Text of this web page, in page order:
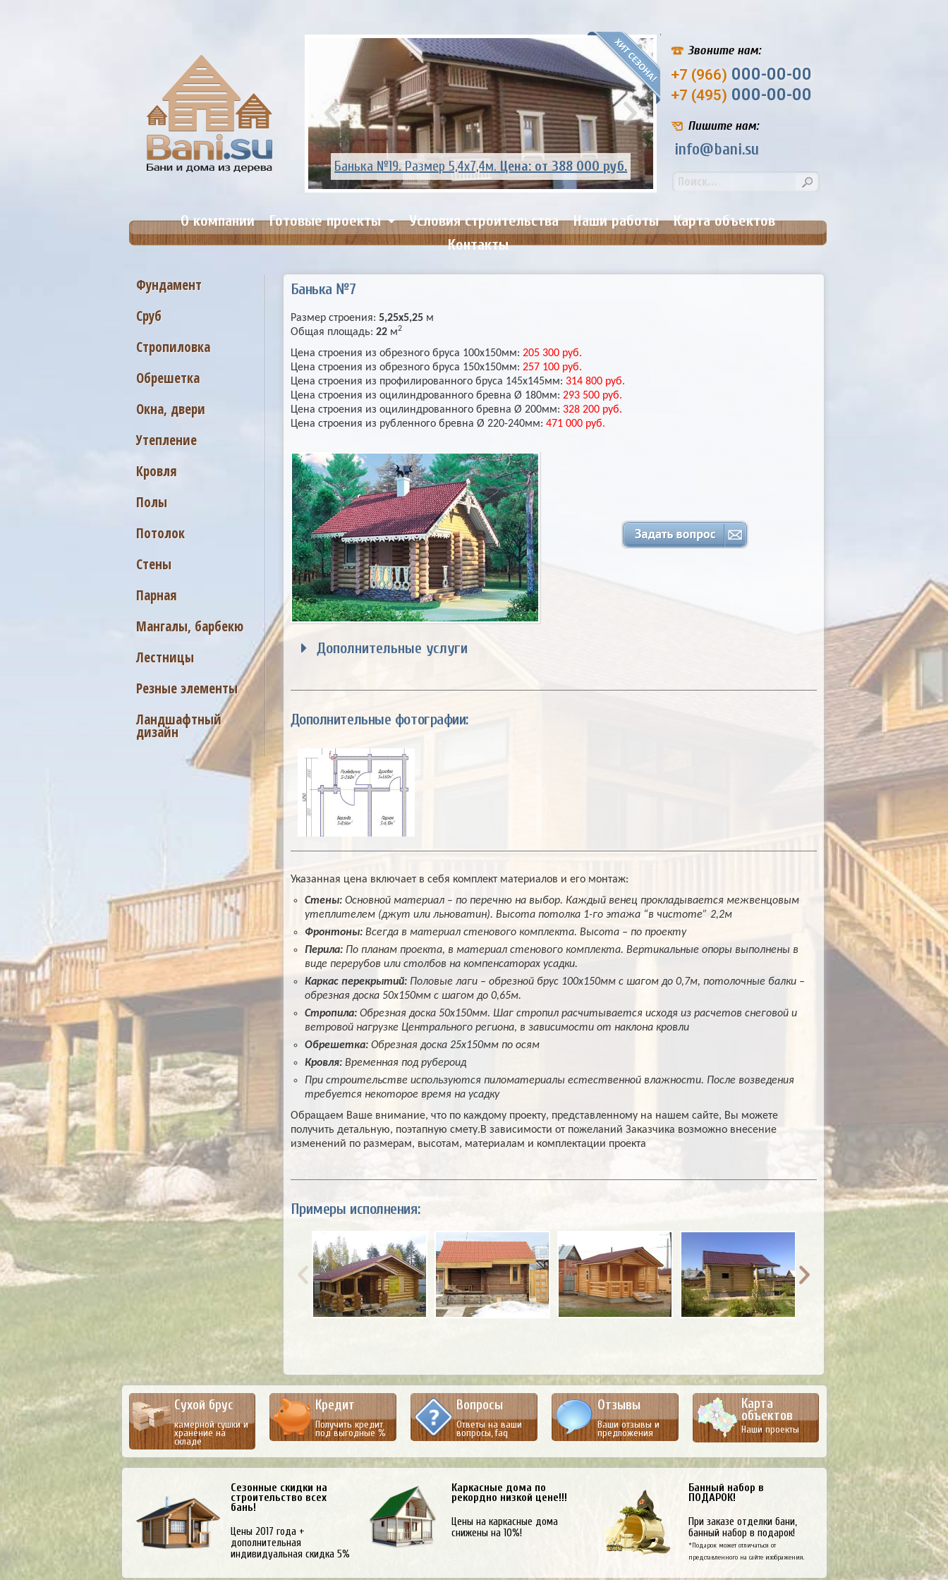
№19. Размер 5,4х7,4м.Цена: от 388 000 руб. Банька №14. Размер 5,4х6,0м. Цена: от 299 000 руб.
Звоните нам:
+7 (966) 000-00-00
+7 (495) 000-00-00
Пишите нам:
info@bani.su
О компании Готовые проекты Условия строительства Наши работы
Карта объектов
Контакты
Фундамент
Сруб
Стропиловка
Обрешетка
Окна, двери
Утепление
Кровля
Полы
Потолок
Стены
Парная
Мангалы, барбекю
Лестницы
Резные элементы
Ландшафтный
дизайн
Банька №7
Размер строения: 5,25х5,25м
Общая площадь: 22 м2
Цена строения из обрезного бруса 100х150мм: 205 300 руб.
Цена строения из обрезного бруса 150х150мм: 257 100 руб.
Цена строения из профилированного бруса 145х145мм: 314 800 руб.
Цена строения из оцилиндрованного бревна Ø 180мм: 293 500 руб.
Цена строения из оцилиндрованного бревна Ø 200мм: 328 200 руб.
Цена строения из рубленного бревна Ø 220-240мм: 471 000 руб.
Дополнительные услуги
Дополнительные фотографии:
Указанная цена включает в себя комплект материалов и его монтаж:
Стены:Основной материал – по перечню на выбор. Каждый венец прокладывается межвенцовым
утеплителем (джут или льноватин). Высота потолка 1-го этажа “в чистоте” 2,2м
Фронтоны:Всегда в материал стенового комплекта. Высота – по проекту
Перила:По планам проекта, в материал стенового комплекта. Вертикальные опоры выполнены в
виде перерубов или столбов на компенсаторах усадки.
Каркас перекрытий:Половые лаги – обрезной брус 100х150мм с шагом до 0,7м, потолочные балки –
обрезная доска 50х150мм с шагом до 0,65м.
Стропила:Обрезная доска 50х150мм. Шаг стропил расчитывается исходя из расчетов снеговой и
ветровой нагрузке Центрального региона, в зависимости от наклона кровли
Обрешетка:Обрезная доска 25х150мм по осям
Кровля:Временная под рубероид
При строительстве используются пиломатериалы естественной влажности. После возведения
требуется некоторое время на усадку
Обращаем Ваше внимание, что по каждому проекту, представленному на нашем сайте, Вы можете
получить детальную, поэтапную смету.В зависимости от пожеланий Заказчика возможно внесение
изменений по размерам, высотам, материалам и комплектации проекта
Примеры исполнения:
Сухой брус
камерной сушки и
хранение на
складе
Кредит
Получить кредит
под выгодные %
Вопросы
Ответы на ваши
вопросы, faq
Отзывы
Ваши отзывы и
предложения
Карта
объектов
Наши проекты
Сезонные скидки на
строительство всех
бань!
Цены 2017 года +
дополнительная
индивидуальная скидка 5%
Каркасные дома по
рекордно низкой цене!!!
Цены на каркасные дома
снижены на 10%!
Банный набор в
ПОДАРОК!
При заказе отделки бани,
банный набор в подарок!
*Подарок может отличаться от
представленного на сайте изображения.